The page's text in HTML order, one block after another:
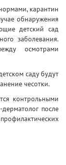
карантин
обнаружения
детский сад
заболевания.
осмотрами
саду будут
чесотки.
контрольными
после